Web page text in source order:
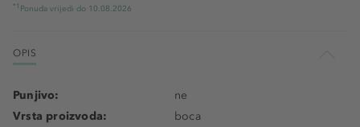
*1 Ponuda vrijedi do 10.08.2026
OPIS
Punjivo:
ne
Vrsta proizvoda:
boca